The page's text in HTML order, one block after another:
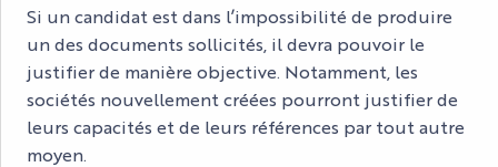
Si un candidat est dans l’impossibilité de produire
un des documents sollicités, il devra pouvoir le
justifier de manière objective. Notamment, les
sociétés nouvellement créées pourront justifier de
leurs capacités et de leurs références par tout autre
moyen.